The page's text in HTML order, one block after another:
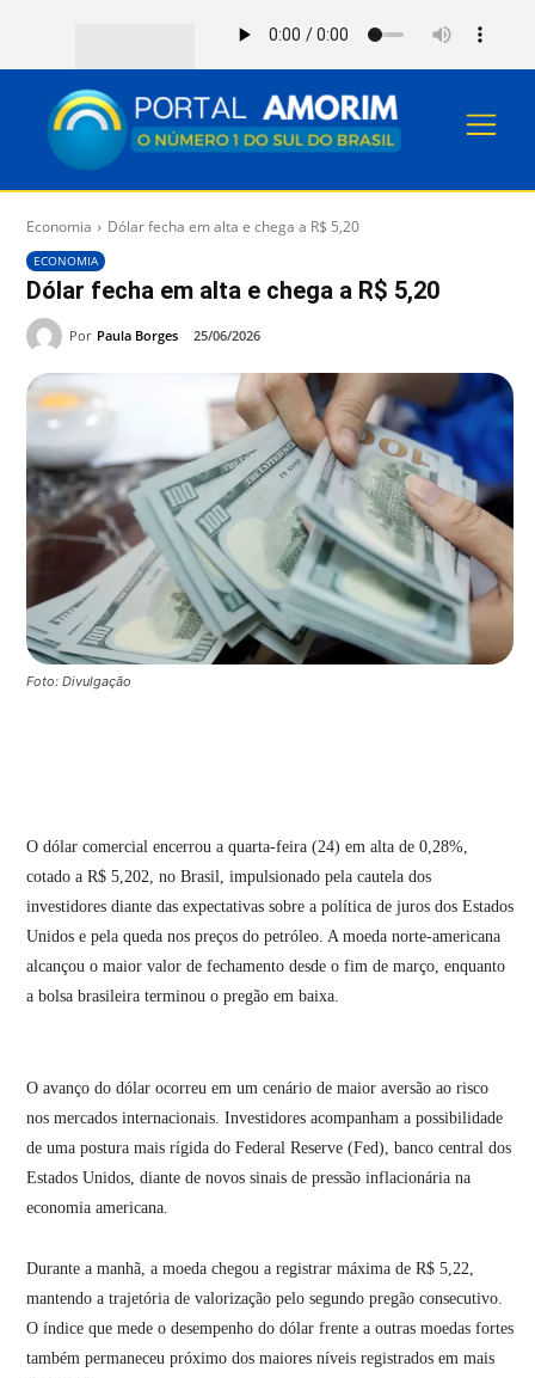
Economia Dólar fecha em alta e chega a R$ 5,20
ECONOMIA
Dólar fecha em alta e chega a R$ 5,20
Por Paula Borges 25/06/2026
Foto: Divulgação
O dólar comercial encerrou a quarta-feira (24) em alta de 0,28%,
cotado a R$ 5,202, no Brasil, impulsionado pela cautela dos
investidores diante das expectativas sobre a política de juros dos Estados
Unidos e pela queda nos preços do petróleo. A moeda norte-americana
alcançou o maior valor de fechamento desde o fim de março, enquanto
a bolsa brasileira terminou o pregão em baixa.
O avanço do dólar ocorreu em um cenário de maior aversão ao risco
nos mercados internacionais. Investidores acompanham a possibilidade
de uma postura mais rígida do Federal Reserve (Fed), banco central dos
Estados Unidos, diante de novos sinais de pressão inflacionária na
economia americana.
Durante a manhã, a moeda chegou a registrar máxima de R$ 5,22,
mantendo a trajetória de valorização pelo segundo pregão consecutivo.
O índice que mede o desempenho do dólar frente a outras moedas fortes
também permaneceu próximo dos maiores níveis registrados em mais